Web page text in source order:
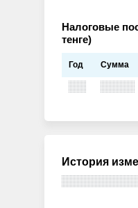
Налоговые
тенге)
Год Сумма
История